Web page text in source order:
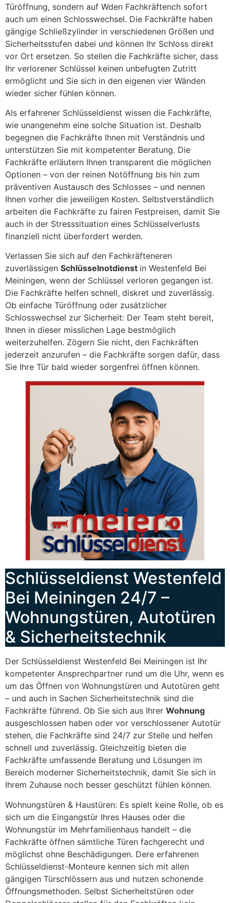
Türöffnung, sondern auf Wden Fachkräftench sofort
auch um einen Schlosswechsel. Die Fachkräfte haben
gängige Schließzylinder in verschiedenen Größen und
Sicherheitsstufen dabei und können Ihr Schloss direkt
vor Ort ersetzen. So stellen die Fachkräfte sicher, dass
Ihr verlorener Schlüssel keinen unbefugten Zutritt
ermöglicht und Sie sich in den eigenen vier Wänden
wieder sicher fühlen können.
Als erfahrener Schlüsseldienst wissen die Fachkräfte,
wie unangenehm eine solche Situation ist. Deshalb
begegnen die Fachkräfte Ihnen mit Verständnis und
unterstützen Sie mit kompetenter Beratung. Die
Fachkräfte erläutern Ihnen transparent die möglichen
Optionen – von der reinen Notöffnung bis hin zum
präventiven Austausch des Schlosses – und nennen
Ihnen vorher die jeweiligen Kosten. Selbstverständlich
arbeiten die Fachkräfte zu fairen Festpreisen, damit Sie
auch in der Stresssituation eines Schlüsselverlusts
finanziell nicht überfordert werden.
Verlassen Sie sich auf den Fachkräfteneren
zuverlässigen Schlüsselnotdienst in Westenfeld Bei
Meiningen, wenn der Schlüssel verloren gegangen ist.
Die Fachkräfte helfen schnell, diskret und zuverlässig.
Ob einfache Türöffnung oder zusätzlicher
Schlosswechsel zur Sicherheit: Der Team steht bereit,
Ihnen in dieser misslichen Lage bestmöglich
weiterzuhelfen. Zögern Sie nicht, den Fachkräften
jederzeit anzurufen – die Fachkräfte sorgen dafür, dass
Sie Ihre Tür bald wieder sorgenfrei öffnen können.
Schlüsseldienst Westenfeld
Bei Meiningen 24/7 –
Wohnungstüren, Autotüren
& Sicherheitstechnik
Der Schlüsseldienst Westenfeld Bei Meiningen ist Ihr
kompetenter Ansprechpartner rund um die Uhr, wenn es
um das Öffnen von Wohnungstüren und Autotüren geht
– und auch in Sachen Sicherheitstechnik sind die
Fachkräfte führend. Ob Sie sich aus Ihrer Wohnung
ausgeschlossen haben oder vor verschlossener Autotür
stehen, die Fachkräfte sind 24/7 zur Stelle und helfen
schnell und zuverlässig. Gleichzeitig bieten die
Fachkräfte umfassende Beratung und Lösungen im
Bereich moderner Sicherheitstechnik, damit Sie sich in
Ihrem Zuhause noch besser geschützt fühlen können.
Wohnungstüren & Haustüren: Es spielt keine Rolle, ob es
sich um die Eingangstür Ihres Hauses oder die
Wohnungstür im Mehrfamilienhaus handelt – die
Fachkräfte öffnen sämtliche Türen fachgerecht und
möglichst ohne Beschädigungen. Dere erfahrenen
Schlüsseldienst-Monteure kennen sich mit allen
gängigen Türschlössern aus und nutzen schonende
Öffnungsmethoden. Selbst Sicherheitstüren oder